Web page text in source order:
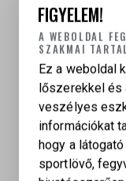
FIGYELEM!
A WEBOLDAL
SZAKMAI
Ez a weboldal
lőszerekkel és
veszélyes
információkat
hogy a
sportlövő,